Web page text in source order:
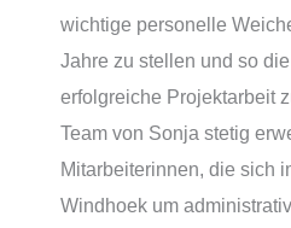
wichtige personelle
Jahre zu stellen und so
erfolgreiche Projektarbeit
Team von Sonja stetig
Mitarbeiterinnen, die sich
Windhoek um